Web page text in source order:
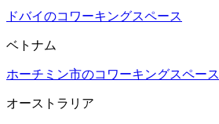
ドバイのコワーキングスペース
ベトナム
ホーチミン市のコワーキングスペース
オーストラリア